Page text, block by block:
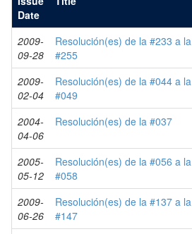
Date
2009-
09-28
Resolución(es) de la #233 a la
#255
2009-
02-04
Resolución(es) de la #044 a la
#049
2004-
04-06
Resolución(es) de la #037
2005-
05-12
Resolución(es) de la #056 a la
#058
2009-
06-26
Resolución(es) de la #137 a la
#147